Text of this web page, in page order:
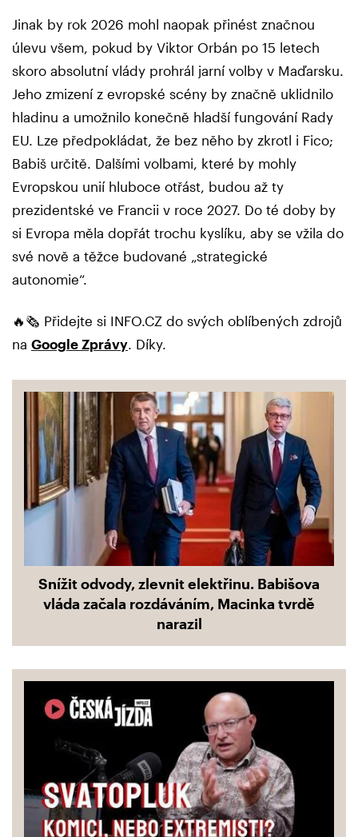
Jinak by rok 2026 mohl naopak přinést značnou
úlevu všem, pokud by Viktor Orbán po 15 letech
skoro absolutní vlády prohrál jarní volby v Maďarsku.
Jeho zmizení z evropské scény by značně uklidnilo
hladinu a umožnilo konečně hladší fungování Rady
EU. Lze předpokládat, že bez něho by zkrotl i Fico;
Babiš určitě. Dalšími volbami, které by mohly
Evropskou unií hluboce otřást, budou až ty
prezidentské ve Francii v roce 2027. Do té doby by
si Evropa měla dopřát trochu kyslíku, aby se vžila do
své nově a těžce budované „strategické
autonomie“.
🔥🗞️ Přidejte si INFO.CZ do svých oblíbených zdrojů
na Google Zprávy . Díky.
Snížit odvody, zlevnit elektřinu. Babišova
vláda začala rozdáváním, Macinka tvrdě
narazil